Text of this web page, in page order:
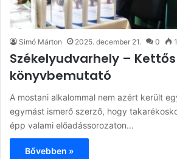
Simó Márton 2025. december 21. 0
Székelyudvarhely – Kettős
könyvbemutató
A mostani alkalommal nem azért került
egymást ismerő szerző, hogy
épp valami előadássorozaton…
Bővebben »